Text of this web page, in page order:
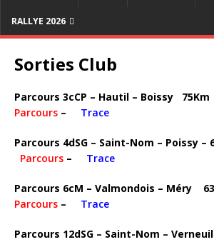
RALLYE 2026
Sorties Club
Parcours 3cCP – Hautil – Boissy 75Km
Parcours – Trace
Parcours 4dSG – Saint-Nom –
Parcours – Trace
Parcours 6cM – Valmondois –
Parcours – Trace
Parcours 12dSG – Saint-Nom –